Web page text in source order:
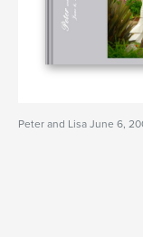
Peter and Lisa June 6,